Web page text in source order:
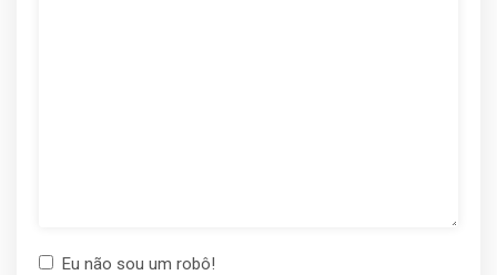
Eu não sou um robô!